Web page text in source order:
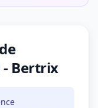
- Bertrix